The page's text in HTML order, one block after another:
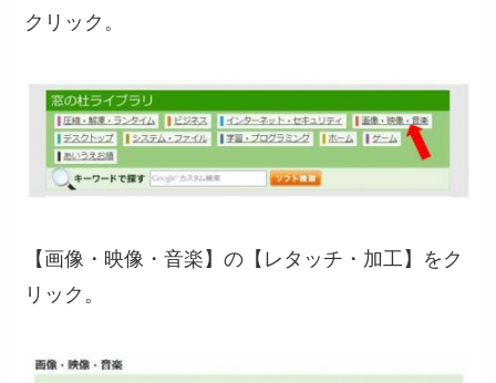
クリック。
【画像・映像・音楽】の【レタッチ・加工】をク
リック。